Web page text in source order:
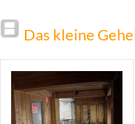
Das kleine